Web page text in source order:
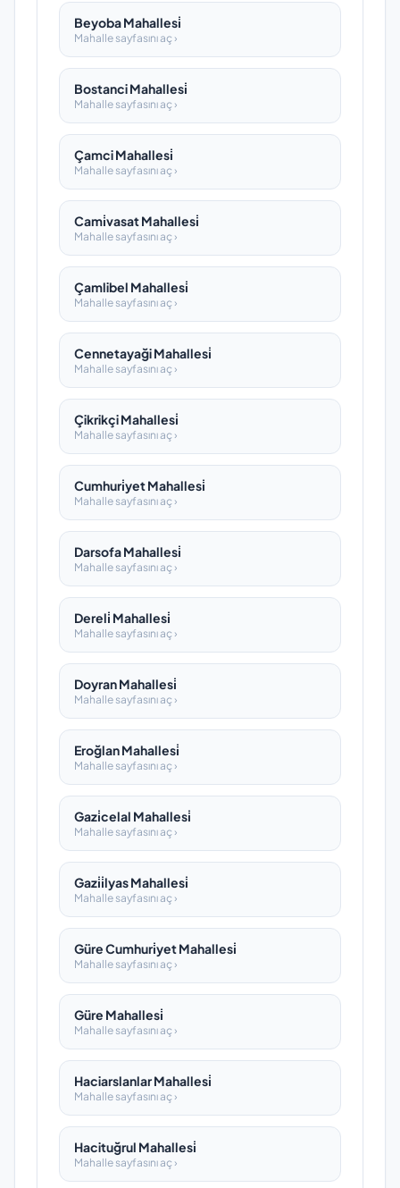
Beyoba Mahallesi̇
Mahalle sayfasını aç ›
Bostanci Mahallesi̇
Mahalle sayfasını aç ›
Çamci Mahallesi̇
Mahalle sayfasını aç ›
Cami̇vasat Mahallesi̇
Mahalle sayfasını aç ›
Çamlibel Mahallesi̇
Mahalle sayfasını aç ›
Cennetayaği Mahallesi̇
Mahalle sayfasını aç ›
Çikrikçi Mahallesi̇
Mahalle sayfasını aç ›
Cumhuri̇yet Mahallesi̇
Mahalle sayfasını aç ›
Darsofa Mahallesi̇
Mahalle sayfasını aç ›
Dereli̇ Mahallesi̇
Mahalle sayfasını aç ›
Doyran Mahallesi̇
Mahalle sayfasını aç ›
Eroğlan Mahallesi̇
Mahalle sayfasını aç ›
Gazi̇celal Mahallesi̇
Mahalle sayfasını aç ›
Gazi̇i̇lyas Mahallesi̇
Mahalle sayfasını aç ›
Güre Cumhuri̇yet Mahallesi̇
Mahalle sayfasını aç ›
Güre Mahallesi̇
Mahalle sayfasını aç ›
Haciarslanlar Mahallesi̇
Mahalle sayfasını aç ›
Hacituğrul Mahallesi̇
Mahalle sayfasını aç ›